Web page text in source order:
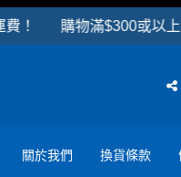
購物滿$300或以上可
關於我們 換貨條款